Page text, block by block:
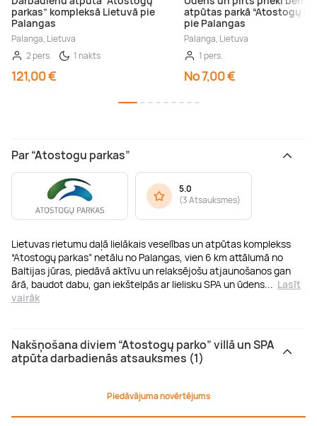
parkas” kompleksā Lietuvā pie
Palangas
Palanga, Lietuva
2 pers.
1 nakts
121,00 €
atpūtas parkā “Atostogų
pie Palangas
Palanga, Lietuva
1 pers.
No 7,00 €
Par “Atostogu parkas”
Lietuvas rietumu daļā lielākais veselības un atpūtas komplekss
“Atostogų parkas” netālu no Palangas, vien 6 km attālumā no
Baltijas jūras, piedāvā aktīvu un relaksējošu atjaunošanos gan
ārā, baudot dabu, gan iekštelpās ar lielisku SPA un ūdens
Lasīt
vairāk
5.0
(3 Atsauksmes)
Nakšņošana diviem “Atostogų parko” villā un SPA
atpūta darbadienās atsauksmes (1)
Piedāvājuma novērtējums